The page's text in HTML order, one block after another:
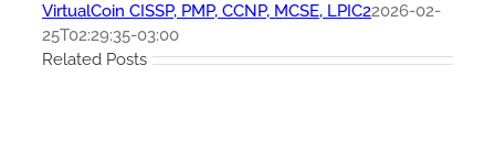
VirtualCoin CISSP, PMP, CCNP, MCSE, LPIC22026-02-
25T02:29:35-03:00
Related Posts